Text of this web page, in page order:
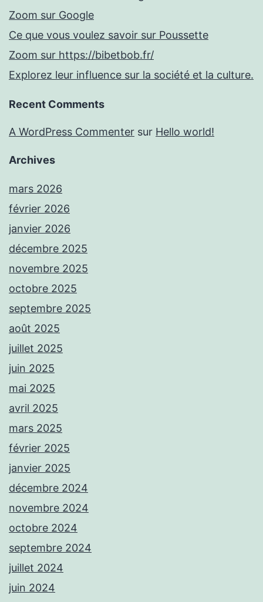
Zoom sur Google
Ce que vous voulez savoir sur Poussette
Zoom sur https://bibetbob.fr/
Explorez leur influence sur la société et la culture.
Recent Comments
A WordPress Commenter sur Hello world!
Archives
mars 2026
février 2026
janvier 2026
décembre 2025
novembre 2025
octobre 2025
septembre 2025
août 2025
juillet 2025
juin 2025
mai 2025
avril 2025
mars 2025
février 2025
janvier 2025
décembre 2024
novembre 2024
octobre 2024
septembre 2024
juillet 2024
juin 2024